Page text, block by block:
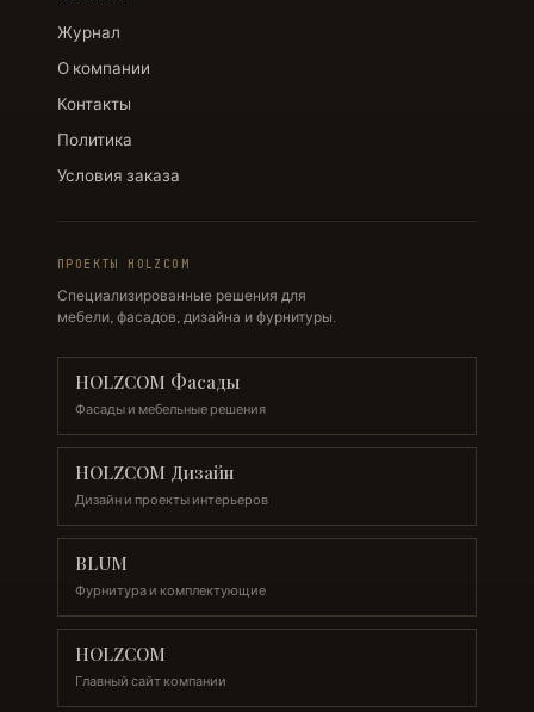
Журнал
О компании
Контакты
Политика
Условия заказа
ПРОЕКТЫ HOLZCOM
Специализированные решения для
мебели, фасадов, дизайна и фурнитуры.
HOLZCOM Фасады
Фасады и мебельные решения
HOLZCOM Дизайн
Дизайн и проекты интерьеров
BLUM
Фурнитура и комплектующие
HOLZCOM
Главный сайт компании